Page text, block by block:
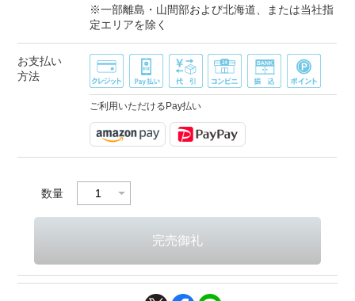
※一部離島・山間部および北海道、または当社指
定エリアを除く
お支払い
方法
ご利用いただけるPay払い
数量